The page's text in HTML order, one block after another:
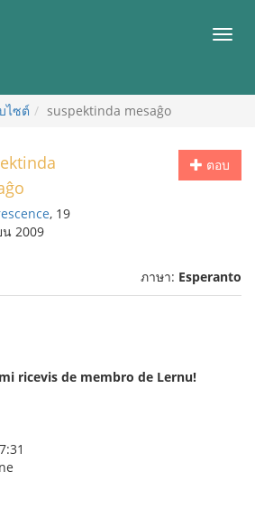
เมนู
ไซต์ suspektinda mesaĝo
ตอบ
, 19
2009
ภาษา: Esperanto
ricevis de membro de Lernu!